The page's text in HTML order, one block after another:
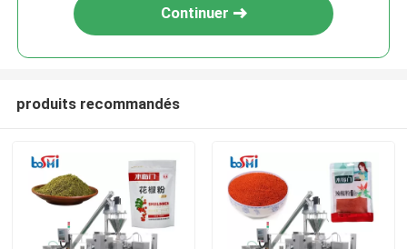
Continuer
produits recommandés